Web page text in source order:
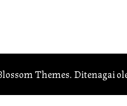
Themes. Ditenagai